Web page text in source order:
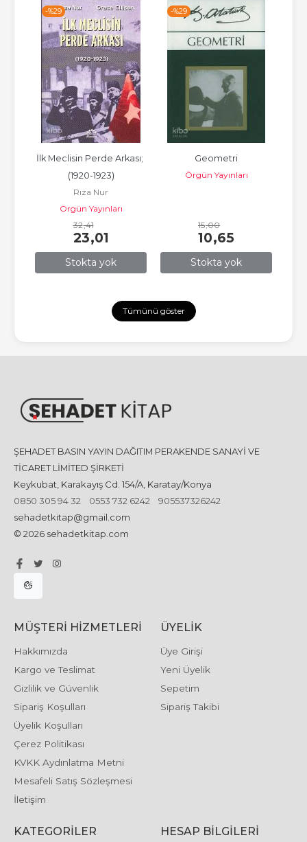
-%29
Stokta yok
İlk Meclisin Perde Arkası;
(1920-1923)
Rıza Nur
Örgün Yayınları
32,41
23,01
-%29
Stokta yok
Geometri
Örgün Yayınları
15,00
10,65
Tümünü göster
ŞEHADET BASIN YAYIN DAĞITIM PERAKENDE SANAYİ VE
TİCARET LİMİTED ŞİRKETİ
Keykubat, Karakayış Cd. 154/A, Karatay/Konya
0850 305 94 32
0553 732 6242
905537326242
sehadetkitap@gmail.com
© 2026 sehadetkitap.com
MÜŞTERI HIZMETLERI
Hakkımızda
Kargo ve Teslimat
Gizlilik ve Güvenlik
Sipariş Koşulları
Üyelik Koşulları
Çerez Politikası
KVKK Aydınlatma Metni
Mesafeli Satış Sözleşmesi
İletişim
ÜYELIK
Üye Girişi
Yeni Üyelik
Sepetim
Sipariş Takibi
KATEGORILER HESAP BILGILERI